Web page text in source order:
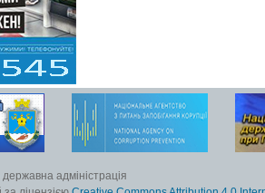
адміністрація